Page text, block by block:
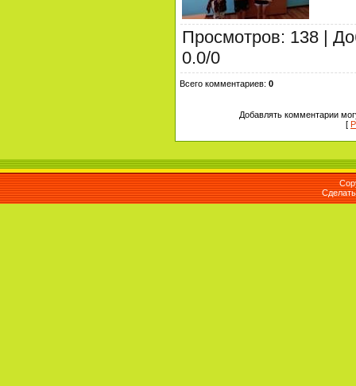
Просмотров: 138 |
0.0/0
Всего комментариев: 0
Добавлять комментарии
[